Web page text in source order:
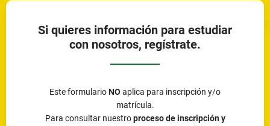
Si quieres información para estudiar
con nosotros, regístrate.
Este formularioNO aplica para inscripción y/o
matrícula.
Para consultar nuestroproceso de inscripción y